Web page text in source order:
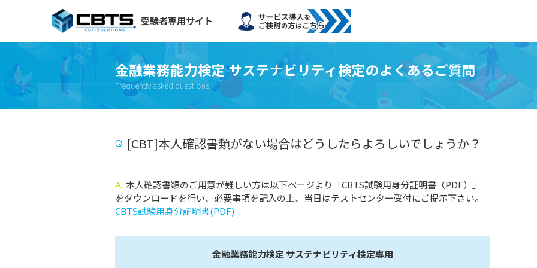
受験者専用サイト
金融業務能力検定 サステナビリティ検定のよくあるご質問
Frequently asked questions
[CBT]本人確認書類がない場合はどうしたらよろしいでしょうか？
本人確認書類のご用意が難しい方は以下ページより「CBTS試験用身分証明書（PDF）」
をダウンロードを行い、必要事項を記入の上、当日はテストセンター受付にご提示下さい。
CBTS試験用身分証明書(PDF)
金融業務能力検定 サステナビリティ検定専用